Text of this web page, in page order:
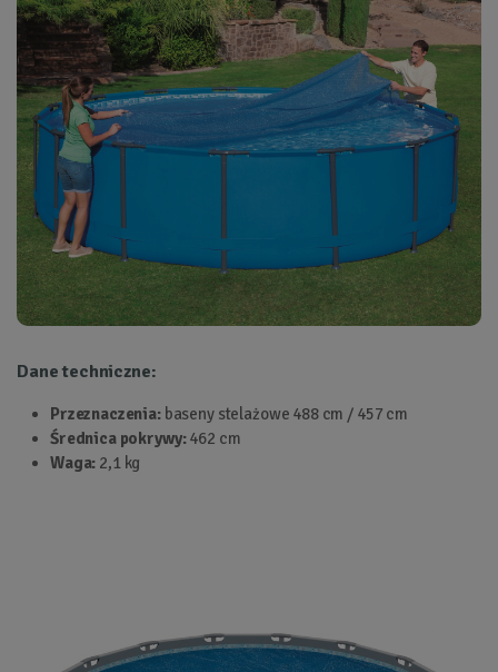
Dane techniczne:
Przeznaczenia:baseny stelażowe 488 cm / 457 cm
Średnica pokrywy:462 cm
Waga: 2,1 kg